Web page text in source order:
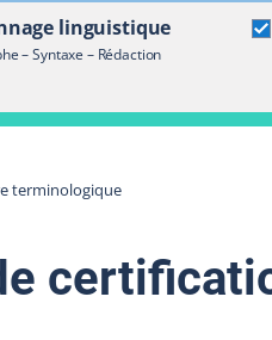
linguistique
– Syntaxe – Rédaction
terminologique
terminologique